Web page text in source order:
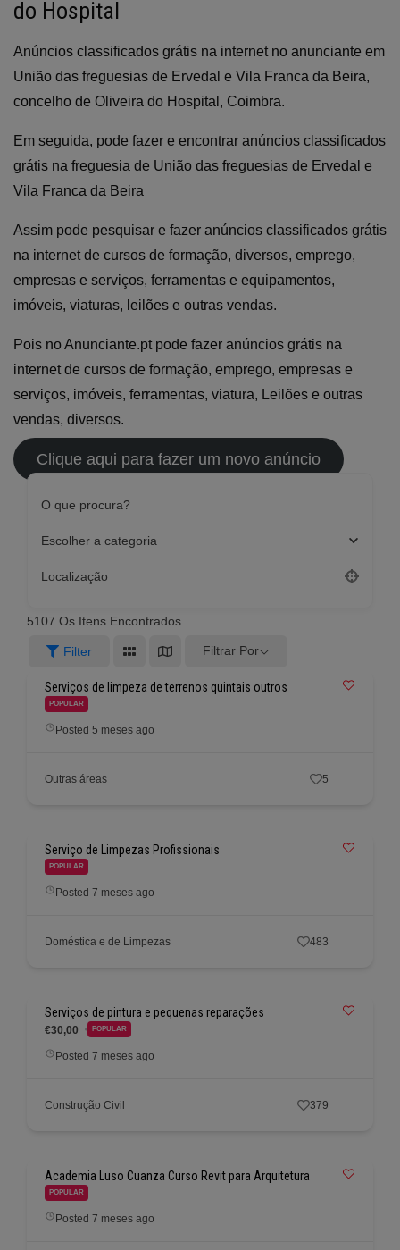
do Hospital
Anúncios classificados grátis na internet no anunciante em
União das freguesias de Ervedal e Vila Franca da Beira,
concelho de Oliveira do Hospital, Coimbra.
Em seguida, pode fazer e encontrar anúncios classificados
grátis na freguesia de União das freguesias de Ervedal e
Vila Franca da Beira
Assim pode pesquisar e fazer anúncios classificados grátis
na internet de cursos de formação, diversos, emprego,
empresas e serviços, ferramentas e equipamentos,
imóveis, viaturas, leilões e outras vendas.
Pois no Anunciante.pt pode fazer anúncios grátis na
internet de cursos de formação, emprego, empresas e
serviços, imóveis, ferramentas, viatura, Leilões e outras
vendas, diversos.
Clique aqui para fazer um novo anúncio
O que procura?
Escolher a categoria
Localização
5107 Os Itens Encontrados
Filter Filtrar Por
Serviços de limpeza de terrenos quintais outros
POPULAR
Posted 5 meses ago
Outras áreas 5
Serviço de Limpezas Profissionais
POPULAR
Posted 7 meses ago
Doméstica e de Limpezas 483
Serviços de pintura e pequenas reparações
€30,00 POPULAR
Posted 7 meses ago
Construção Civil 379
Academia Luso Cuanza Curso Revit para Arquitetura
POPULAR
Posted 7 meses ago